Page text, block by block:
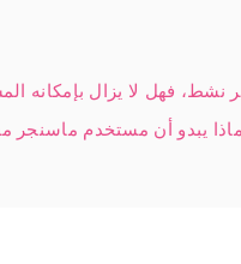
نشط، فهل لا يزال بإمكانه
يبدو أن مستخدم